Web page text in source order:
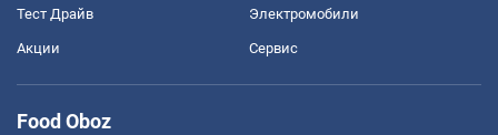
Тест Драйв Электромобили
Акции Сервис
Food Oboz